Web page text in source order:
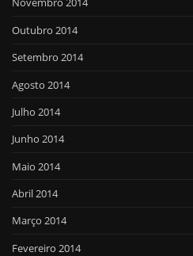
Outubro 2014
Setembro 2014
Agosto 2014
Julho 2014
Junho 2014
Maio 2014
Abril 2014
Março 2014
Fevereiro 2014